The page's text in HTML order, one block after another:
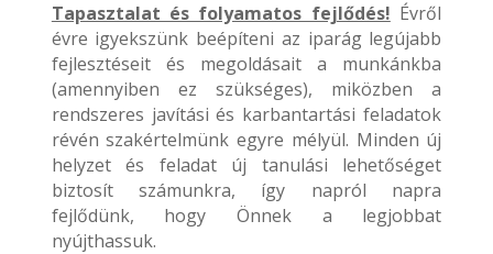
Tapasztalat és folyamatos fejlődés! Évről
évre igyekszünk beépíteni az iparág legújabb
fejlesztéseit és megoldásait a munkánkba
(amennyiben ez szükséges), miközben a
rendszeres javítási és karbantartási feladatok
révén szakértelmünk egyre mélyül. Minden új
helyzet és feladat új tanulási lehetőséget
biztosít számunkra, így napról napra
fejlődünk, hogy Önnek a legjobbat
nyújthassuk.